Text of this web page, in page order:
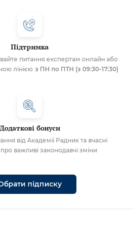
Підтримка
питання експертам онлайн або
лінією з ПН по ПТН (з 09:30-17:30)
Додаткові бонуси
від Академії Радник та вчасні
важливі законодавчі зміни
підписку